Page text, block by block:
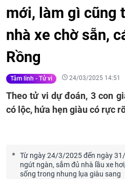
mới, làm gì cũng
nhà xe chờ sẵn,
Rồng
Tâm linh - Tử vi 24/03/2025 14:51
Theo tử vi dự đoán, 3 con
có lộc, hứa hẹn giàu có rực
Từ ngày 24/3/2025 đến ngày
ngút ngàn, sắm đủ nhà lầu xe
sống trong nhung lụa giàu sang